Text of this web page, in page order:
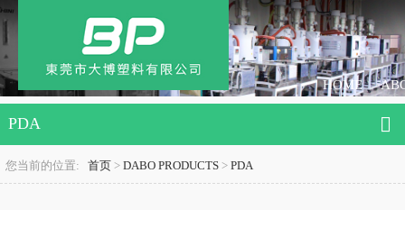
HOME
PDA
您当前的位置:首页 >DABO PRODUCTS >PDA